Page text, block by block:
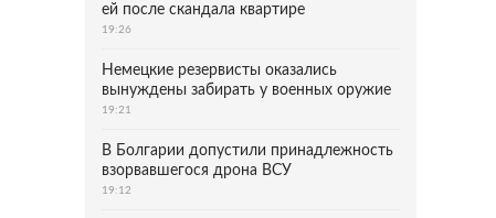
ей после скандала квартире
19:26
Немецкие резервисты оказались
вынуждены забирать у военных оружие
19:21
В Болгарии допустили принадлежность
взорвавшегося дрона ВСУ
19:12